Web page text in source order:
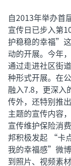
自2013年举办
宣传日已步入第
护稳稳的幸福”
动的开展。今年
通过走进社区街
种形式开展。在
融入7.8，更深入
传外，还特别推
主题的宣传内容
宣传维护保险消
邦积极发起 “卡
我的幸福感”微
到照片、视频素